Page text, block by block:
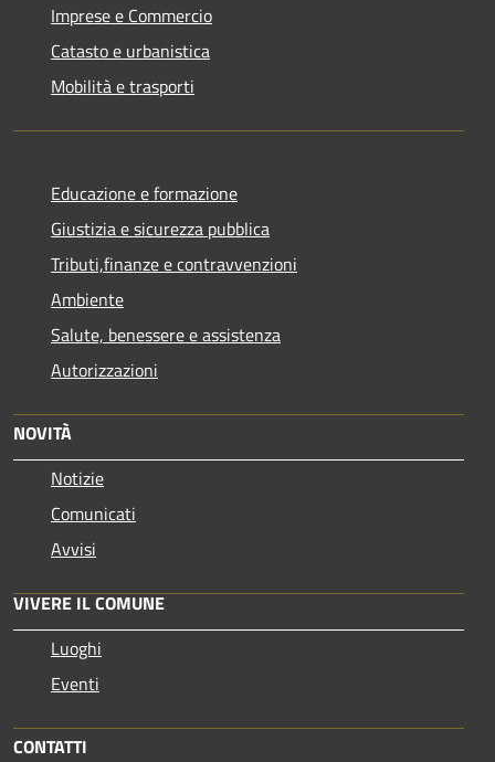
Imprese e Commercio
Catasto e urbanistica
Mobilità e trasporti
Educazione e formazione
Giustizia e sicurezza pubblica
Tributi,finanze e contravvenzioni
Ambiente
Salute, benessere e assistenza
Autorizzazioni
NOVITÀ
Notizie
Comunicati
Avvisi
VIVERE IL COMUNE
Luoghi
Eventi
CONTATTI